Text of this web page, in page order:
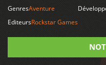
GenresAventure
EditeursRockstar Games